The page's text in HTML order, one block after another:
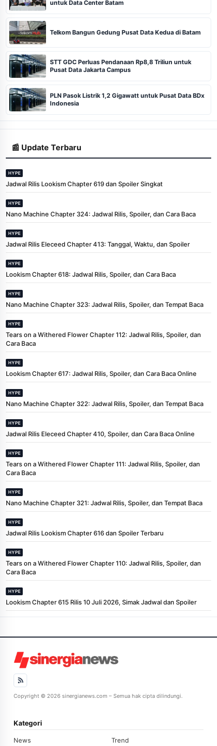
untuk Data Center Batam
Telkom Bangun Gedung Pusat Data Kedua di Batam
STT GDC Perluas Pendanaan Rp8,8 Triliun untuk
Pusat Data Jakarta Campus
PLN Pasok Listrik 1,2 Gigawatt untuk Pusat Data BDx
Indonesia
📰 Update Terbaru
HYPE
Jadwal Rilis Lookism Chapter 619 dan Spoiler Singkat
HYPE
Nano Machine Chapter 324: Jadwal Rilis, Spoiler, dan Cara Baca
HYPE
Jadwal Rilis Eleceed Chapter 413: Tanggal, Waktu, dan Spoiler
HYPE
Lookism Chapter 618: Jadwal Rilis, Spoiler, dan Cara Baca
HYPE
Nano Machine Chapter 323: Jadwal Rilis, Spoiler, dan Tempat Baca
HYPE
Tears on a Withered Flower Chapter 112: Jadwal Rilis, Spoiler, dan
Cara Baca
HYPE
Lookism Chapter 617: Jadwal Rilis, Spoiler, dan Cara Baca Online
HYPE
Nano Machine Chapter 322: Jadwal Rilis, Spoiler, dan Tempat Baca
HYPE
Jadwal Rilis Eleceed Chapter 410, Spoiler, dan Cara Baca Online
HYPE
Tears on a Withered Flower Chapter 111: Jadwal Rilis, Spoiler, dan
Cara Baca
HYPE
Nano Machine Chapter 321: Jadwal Rilis, Spoiler, dan Tempat Baca
HYPE
Jadwal Rilis Lookism Chapter 616 dan Spoiler Terbaru
HYPE
Tears on a Withered Flower Chapter 110: Jadwal Rilis, Spoiler, dan
Cara Baca
HYPE
Lookism Chapter 615 Rilis 10 Juli 2026, Simak Jadwal dan Spoiler
Copyright © 2026 sinergianews.com – Semua hak cipta dilindungi.
Kategori
News Trend